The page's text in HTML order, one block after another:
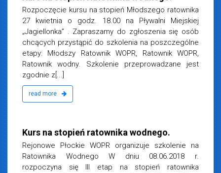
Rozpoczęcie kursu na stopień Młodszego ratownika
27 kwietnia o godz. 18.00 na Pływalni Miejskiej
„Jagiellonka” . Zapraszamy do zgłoszenia się osób
chcących przystąpić do szkolenia na poszczególne
etapy: Młodszy Ratownik WOPR, Ratownik WOPR,
Ratownik wodny. Szkolenie przeprowadzane jest
zgodnie z[...]
read more
Kurs na stopień ratownika wodnego.
Rejonowe Płockie WOPR organizuje szkolenie na
Ratownika Wodnego W dniu 08.06.2018 r.
rozpoczyna się III etap na stopień ratownika